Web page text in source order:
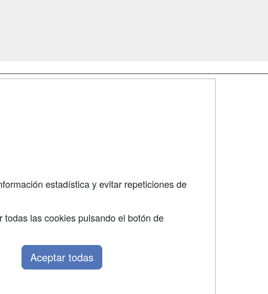
estadística y evitar repeticiones de
las cookies pulsando el botón de
Aceptar todas